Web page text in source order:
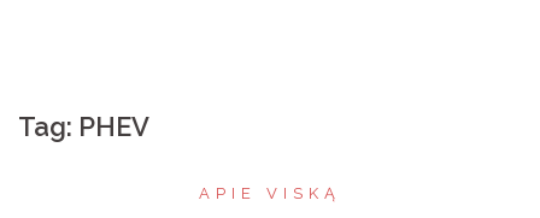
Tag: PHEV
APIE VISKĄ